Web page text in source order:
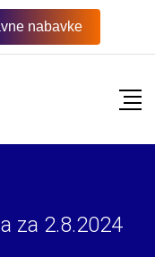
nabavke
za 2.8.2024